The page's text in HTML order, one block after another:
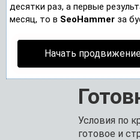
десятки раз, а первые
месяц, то в SeoHammer за
Начать
Условия по
готовое и